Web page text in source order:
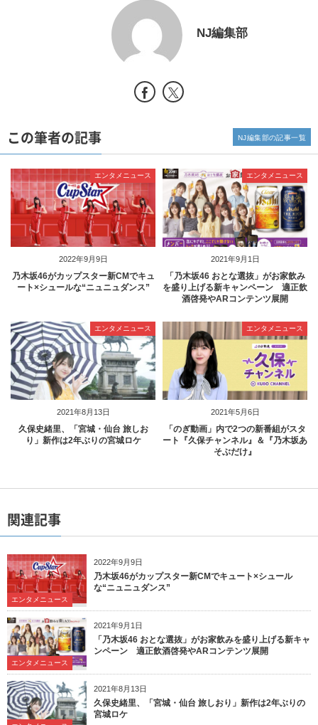
NJ編集部
この筆者の記事
2022年9月9日
エンタメニュース
乃木坂46がカップスター新CMでキュ
ート×シュールな“ニュニュダンス”
2021年9月1日
エンタメニュース
「乃木坂46 おとな選抜」がお家飲み
を盛り上げる新キャンペーン 適正飲
酒啓発やARコンテンツ展開
2021年8月13日
エンタメニュース
久保史緒里、「宮城・仙台 旅しお
り」新作は2年ぶりの宮城ロケ
2021年5月6日
エンタメニュース
「のぎ動画」内で2つの新番組がスタ
ート『久保チャンネル』＆『乃木坂あ
そぶだけ』
NJ編集部の記事一覧
関連記事
2022年9月9日
エンタメニュース
乃木坂46がカップスター新CMでキュート×シュール
な“ニュニュダンス”
2021年9月1日
エンタメニュース
「乃木坂46 おとな選抜」がお家飲みを盛り上げる新キャ
ンペーン 適正飲酒啓発やARコンテンツ展開
2021年8月13日
久保史緒里、「宮城・仙台 旅しおり」新作は2年ぶりの
宮城ロケ